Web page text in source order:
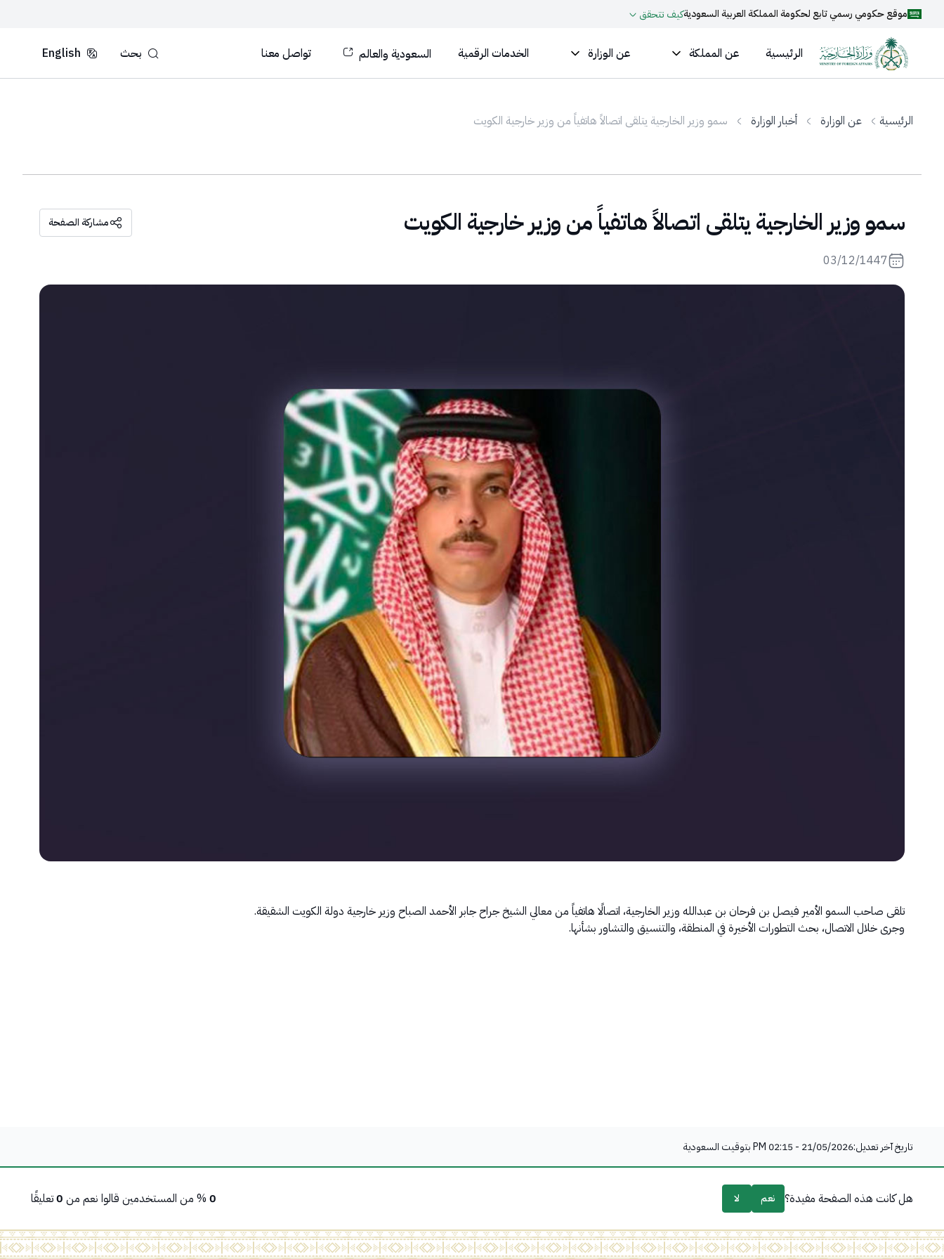
موقع حكومي رسمي تابع لحكومة المملكة العربية السعوديةكيف تتحقق
الرئيسية عن المملكة عن الوزارة الخدمات الرقمية السعودية والعالم تواصل معنا بحث English
الرئيسية عن الوزارة أخبار الوزارة سمو وزير الخارجية يتلقى اتصالاً هاتفياً من وزير خارجية الكويت
سمو وزير الخارجية يتلقى اتصالاً هاتفياً من وزير خارجية الكويت مشاركة الصفحة
03/12/1447
‏تلقى صاحب السمو الأمير فيصل بن فرحان بن عبدالله وزير الخارجية، اتصالًا هاتفياً من معالي الشيخ جراح جابر الأحمد الصباح وزير خارجية دولة الكويت الشقيقة.
وجرى خلال الاتصال، بحث التطورات الأخيرة في المنطقة، والتنسيق والتشاور بشأنها.
تاريخ آخر تعديل:21/05/2026 - 02:15 PM بتوقيت السعودية
هل كانت هذه الصفحة مفيدة؟ نعم لا 0 % من المستخدمين قالوا نعم من 0تعليقًا